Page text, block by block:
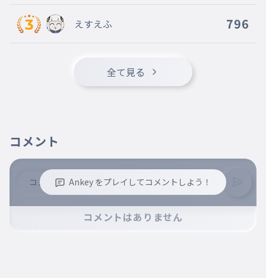
えすえふ 796
全て見る
コメント
Ankey をプレイしてコメントしよう！
※コメントするには、ログインが必要です。
コメントはありません